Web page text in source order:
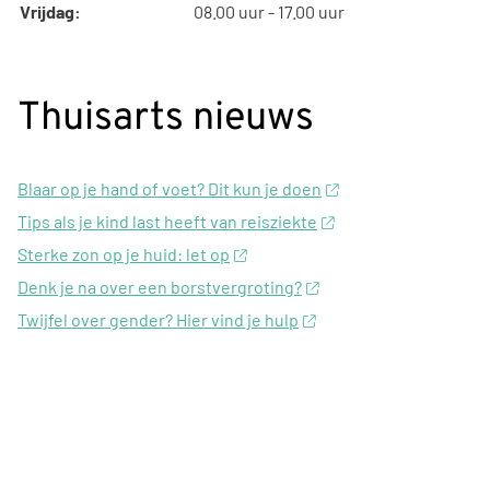
Vrijdag:
08.00 uur - 17.00 uur
Thuisarts nieuws
Blaar op je hand of voet? Dit kun je doen
Tips als je kind last heeft van reisziekte
Sterke zon op je huid: let op
Denk je na over een borstvergroting?
Twijfel over gender? Hier vind je hulp